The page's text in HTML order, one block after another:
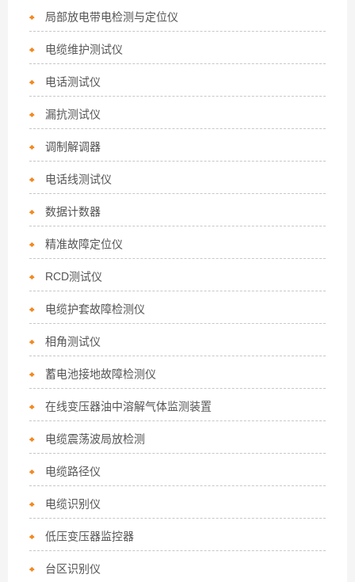
局部放电带电检测与定位仪
电缆维护测试仪
电话测试仪
漏抗测试仪
调制解调器
电话线测试仪
数据计数器
精准故障定位仪
RCD测试仪
电缆护套故障检测仪
相角测试仪
蓄电池接地故障检测仪
在线变压器油中溶解气体监测装置
电缆震荡波局放检测
电缆路径仪
电缆识别仪
低压变压器监控器
台区识别仪